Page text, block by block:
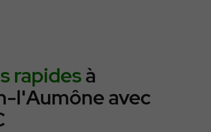
rapidesà
l'Aumône avec